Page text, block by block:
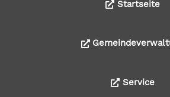
Startseite
Service